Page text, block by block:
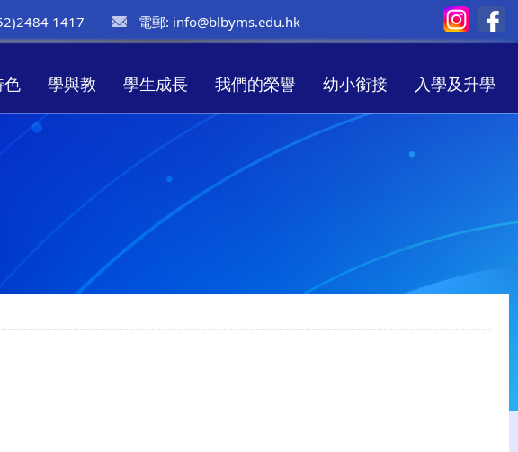
1417 電郵: info@blbyms.edu.hk
色 學與教 學生成長 我們的榮譽 幼小銜接 入學及升學